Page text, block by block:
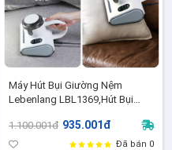
Máy Hút Bụi Giường Nệm
Lebenlang LBL1369,Hút Bụi
diệt khuẩn - Bảo Hành 24 Tháng
Chính Hãng
1.100.001đ 935.001đ
Đã bán 0